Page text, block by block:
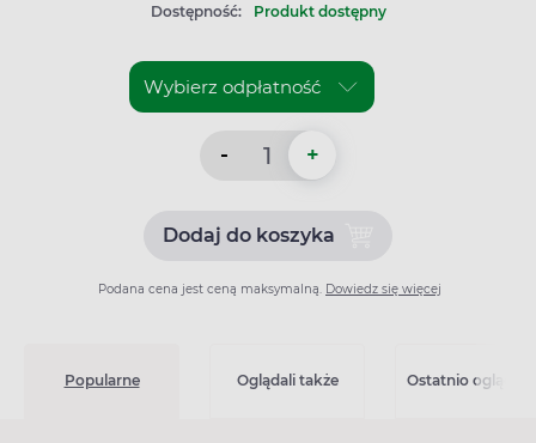
Dostępność: Produkt dostępny
- +
Dodaj do koszykaDodaj do koszyka Helicid
Podana cena jest ceną maksymalną. Dowiedz się więcej
Popularne Oglądali także Ostatnio